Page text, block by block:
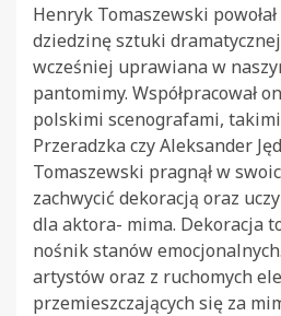
Henryk Tomaszewski
dziedzinę sztuki
wcześniej uprawiana w
pantomimy. Współpracował
polskimi scenografami,
Przeradzka czy Aleksander
Tomaszewski pragnął w
zachwycić dekoracją oraz
dla aktora- mima. Dekoracja
nośnik stanów emocjonalnych.
artystów oraz z ruchomych
przemieszczających się za